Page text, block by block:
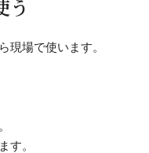
う
現場で使います。
す。